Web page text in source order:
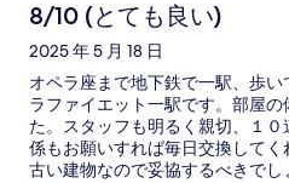
8/10 (とても良い)
2025 年 5 月 18 日
オペラ座まで地下鉄で一駅、歩
ラファイエット一駅です。部屋
た。スタッフも明るく親切、１
係もお願いすれば毎日交換して
古い建物なので妥協するべきでし